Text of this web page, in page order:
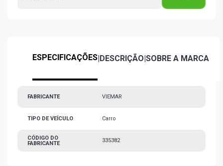
ESPECIFICAÇÕES|DESCRIÇÃO|SOBRE A MARCA
FABRICANTE VIEMAR
TIPO DE VEÍCULO Carro
CÓDIGO DO
FABRICANTE
335382